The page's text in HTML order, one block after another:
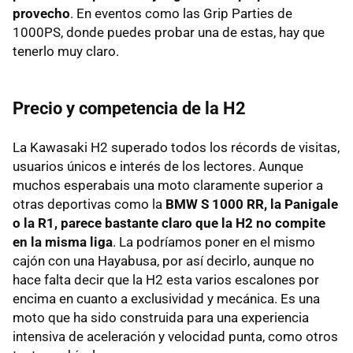
provecho. En eventos como las Grip Parties de
1000PS, donde puedes probar una de estas, hay que
tenerlo muy claro.
Precio y competencia de la H2
La Kawasaki H2 superado todos los récords de visitas,
usuarios únicos e interés de los lectores. Aunque
muchos esperabais una moto claramente superior a
otras deportivas como la BMW S 1000 RR, la Panigale
o la R1, parece bastante claro que la H2 no compite
en la misma liga. La podríamos poner en el mismo
cajón con una Hayabusa, por así decirlo, aunque no
hace falta decir que la H2 esta varios escalones por
encima en cuanto a exclusividad y mecánica. Es una
moto que ha sido construida para una experiencia
intensiva de aceleración y velocidad punta, como otros